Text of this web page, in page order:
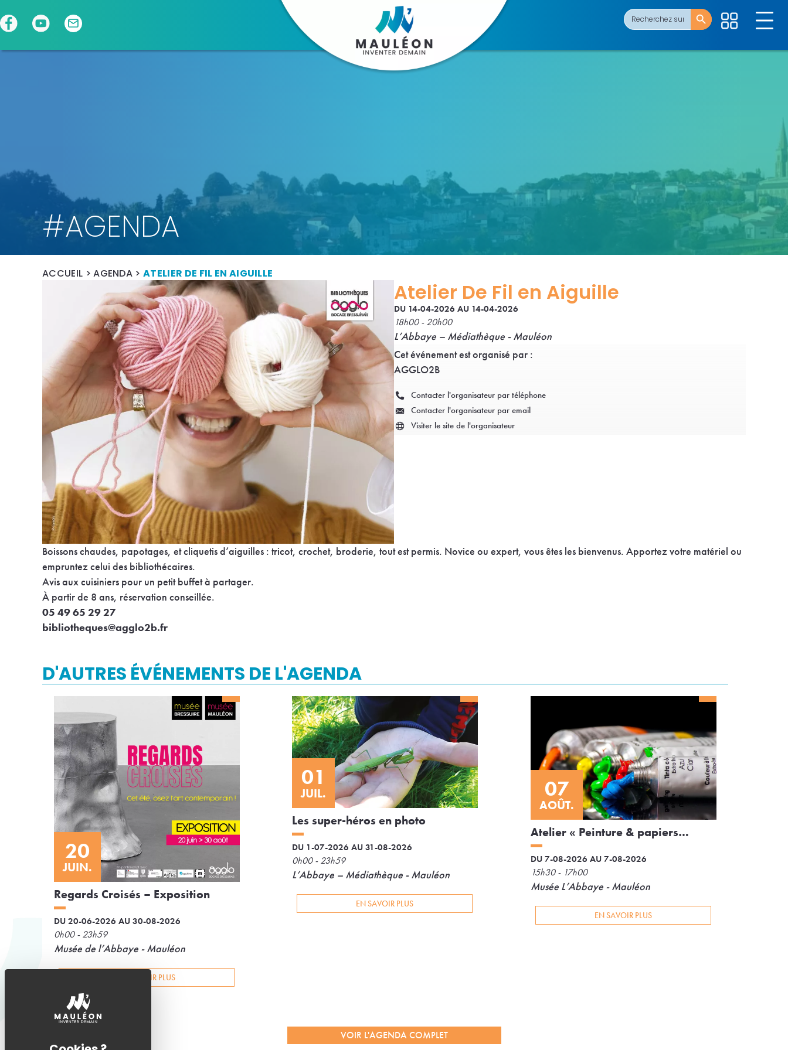
Search
for:
Search Button
#AGENDA
ACCUEIL >AGENDA >ATELIER DE FIL EN AIGUILLE
Atelier De Fil en Aiguille
DU 14-04-2026 AU 14-04-2026
18h00 - 20h00
L’Abbaye – Médiathèque - Mauléon
Cet événement est organisé par :
AGGLO2B
Contacter l'organisateur par téléphone
Contacter l'organisateur par email
Visiter le site de l'organisateur
Boissons chaudes, papotages, et cliquetis d’aiguilles : tricot, crochet, broderie, tout est permis. Novice ou expert, vous êtes les bienvenus. Apportez votre matériel ou
empruntez celui des bibliothécaires.
Avis aux cuisiniers pour un petit buffet à partager.
À partir de 8 ans, réservation conseillée.
05 49 65 29 27
bibliotheques@agglo2b.fr
D'AUTRES ÉVÉNEMENTS DE L'AGENDA
20
JUIN.
Regards Croisés – Exposition
DU 20-06-2026 AU 30-08-2026
0h00 - 23h59
Musée de l’Abbaye - Mauléon
EN SAVOIR PLUS
01
JUIL.
Les super-héros en photo
DU 1-07-2026 AU 31-08-2026
0h00 - 23h59
L’Abbaye – Médiathèque - Mauléon
EN SAVOIR PLUS
07
AOÛT.
Atelier « Peinture & papiers
froissés »
DU 7-08-2026 AU 7-08-2026
15h30 - 17h00
Musée L’Abbaye - Mauléon
EN SAVOIR PLUS
VOIR L'AGENDA COMPLET